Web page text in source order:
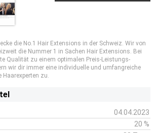
die No.1 Hair Extensions in der Schweiz. Wir von
die Nummer 1 in Sachen Hair Extensions. Bei
Qualität zu einem optimalen Preis-Leistungs-
wir dir immer eine individuelle und umfangreiche
Haarexperten zu.
04.04.2023
20 %